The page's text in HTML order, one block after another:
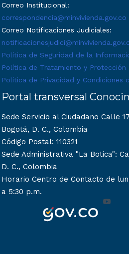
Portal transversal
Sede Servicio al Ciudadano Calle
Bogotá, D. C., Colombia
Código Postal: 110321
Sede Administrativa "La Botica":
D. C., Colombia
Horario Centro de Contacto de
a 5:30 p.m.
Correo Institucional:
correspondencia@minvivienda.gov.co​
Correo Notificaciones Judiciales:
Política de Seguridad de la
Política de Tratamiento y Protección
Política de Privacidad y Condiciones